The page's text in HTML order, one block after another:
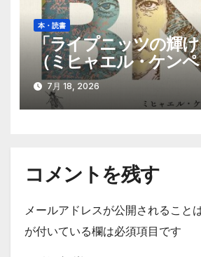
本・読書
「ライプニッツの輝
（ミヒャエル・ケン
7月 18, 2026
コメントを残す
メールアドレスが公開されること
が付いている欄は必須項目です